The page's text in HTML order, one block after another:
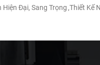
Hiện Đại, Sang Trọng ,Thiết Kế